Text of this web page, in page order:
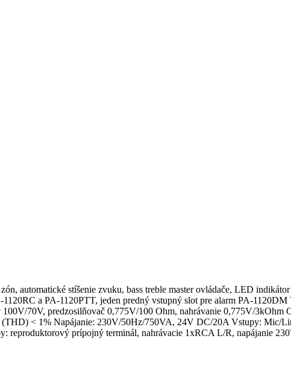
automatické stíšenie zvuku, bass treble master ovládače, LED
a PA-1120PTT, jeden predný vstupný slot pre alarm PA-
70V, predzosilňovač 0,775V/100 Ohm, nahrávanie 0,775V/3kOhm
< 1% Napájanie: 230V/50Hz/750VA, 24V DC/20A Vstupy: Mic/
prípojný terminál, nahrávacie 1xRCA L/R, napájanie